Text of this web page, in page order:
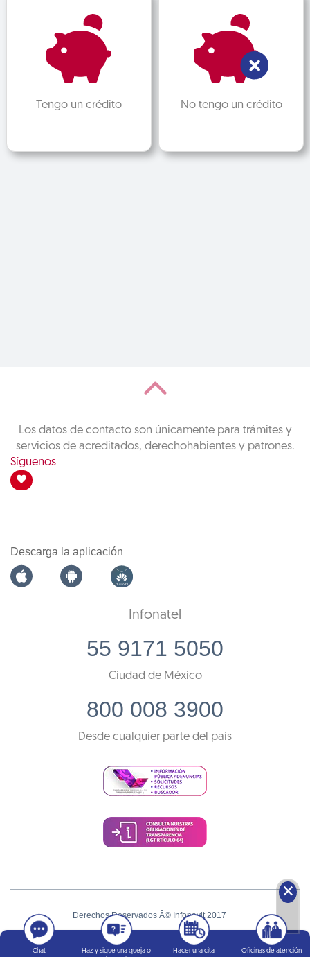
Tengo un crédito No tengo un crédito
Los datos de contacto son únicamente para trámites y
servicios de acreditados, derechohabientes y patrones.
Síguenos
Descarga la aplicación
Infonatel
55 9171 5050
Ciudad de México
800 008 3900
Desde cualquier parte del país
Derechos Reservados Â© Infonavit 2017
Términos y condiciones
🗙
Chat Haz y sigue una queja o Hacer una cita Oficinas de atención